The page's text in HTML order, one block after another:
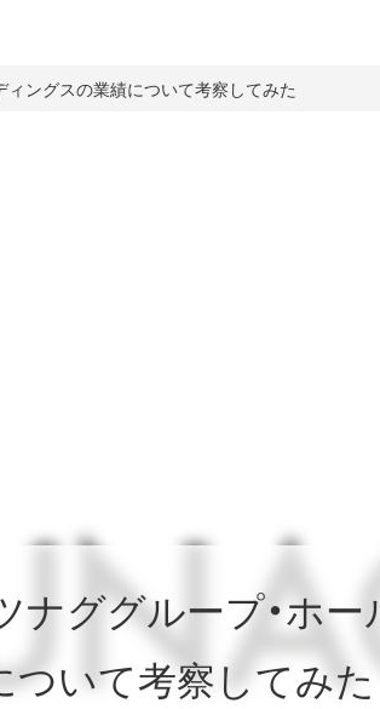
ィングスの業績について考察してみた
ナググループ・ホ
ついて考察してみた